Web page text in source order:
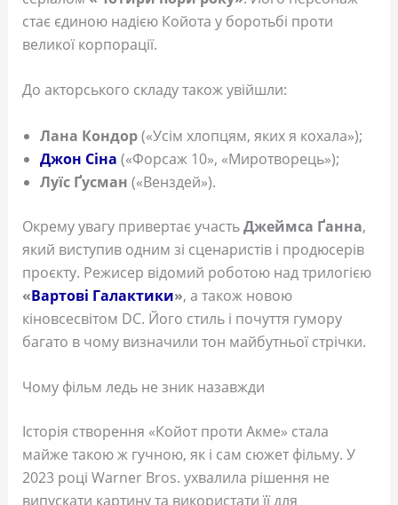
стає єдиною надією Койота у боротьбі проти
великої корпорації.
До акторського складу також увійшли:
Лана Кондор(«Усім хлопцям, яких я кохала»);
Джон Сіна («Форсаж 10», «Миротворець»);
Луїс Ґусман («Венздей»).
Окрему увагу привертає участьДжеймса Ґанна,
який виступив одним зі сценаристів і продюсерів
проєкту. Режисер відомий роботою над трилогією
«Вартові Галактики», а також новою
кіновсесвітом DC. Його стиль і почуття гумору
багато в чому визначили тон майбутньої стрічки.
Чому фільм ледь не зник назавжди
Історія створення «Койот проти Акме» стала
майже такою ж гучною, як і сам сюжет фільму. У
2023 році Warner Bros. ухвалила рішення не
випускати картину та використати її для